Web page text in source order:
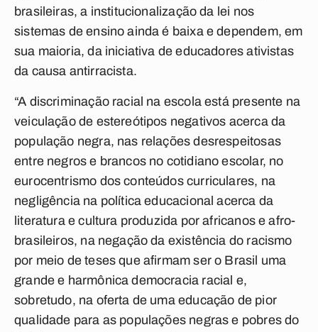
brasileiras, a institucionalização da lei nos
sistemas de ensino ainda é baixa e dependem, em
sua maioria, da iniciativa de educadores ativistas
da causa antirracista.
“A discriminação racial na escola está presente na
veiculação de estereótipos negativos acerca da
população negra, nas relações desrespeitosas
entre negros e brancos no cotidiano escolar, no
eurocentrismo dos conteúdos curriculares, na
negligência na política educacional acerca da
literatura e cultura produzida por africanos e afro-
brasileiros, na negação da existência do racismo
por meio de teses que afirmam ser o Brasil uma
grande e harmônica democracia racial e,
sobretudo, na oferta de uma educação de pior
qualidade para as populações negras e pobres do